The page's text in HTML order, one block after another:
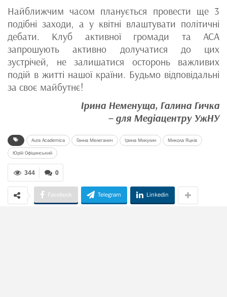
Найближчим часом планується провести ще 3
подібні заходи, а у квітні влаштувати політичні
дебати. Клуб активної громади та АСА
запрошують активно долучатися до цих
зустрічей, не залишатися осторонь важливих
подій в житті нашої країни. Будьмо відповідальні
за своє майбутнє!
Ірина Неменуща, Галина Гичка
– для Медіацентру УжНУ
Aura Academica Ганна Мелеганич Ірина Микулин Микола Яцків
Юрій Офіцинський
0
344
Facebook Telegram Linkedin